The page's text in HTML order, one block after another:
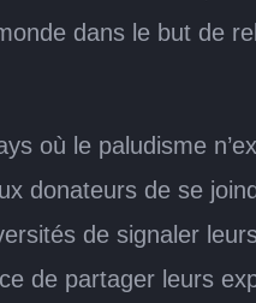
dans le but de
où le paludisme
donateurs de se
de signaler
de partager leurs